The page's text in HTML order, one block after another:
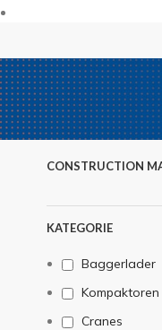
CONSTRUCTION
KATEGORIE
Baggerlader
Kompaktoren
Cranes